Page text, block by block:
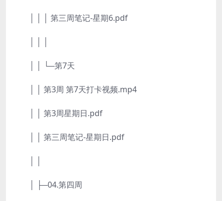
│ │ │ 第三周笔记-星期6.pdf
│ │ └─第7天
│ │ 第3周 第7天打卡视频.mp4
│ │ 第3周星期日.pdf
│ │ 第三周笔记-星期日.pdf
│ ├─04.第四周